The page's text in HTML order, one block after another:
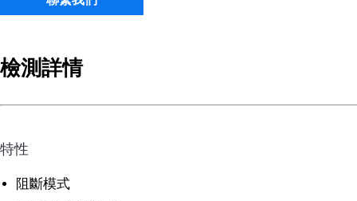
檢測詳情
特性
阻斷模式